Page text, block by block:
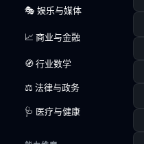
🎭 娱乐与媒体
📈 商业与金融
🧭 行业数学
⚖️ 法律与政务
🩺 医疗与健康